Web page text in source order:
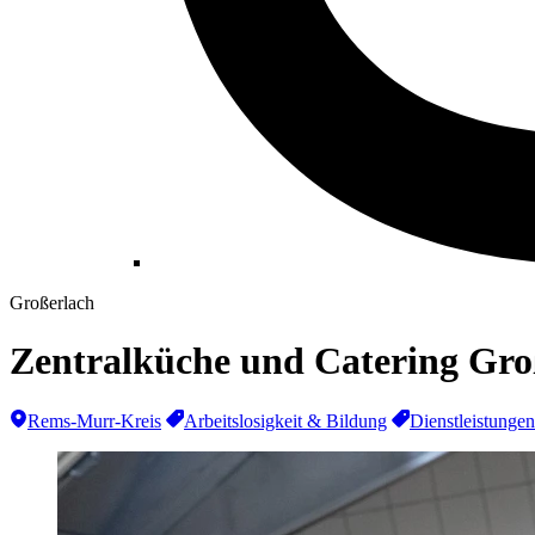
Großerlach
Zentralküche und Catering
Rems-Murr-Kreis Arbeitslosigkeit & Bildung Dienstleistungen